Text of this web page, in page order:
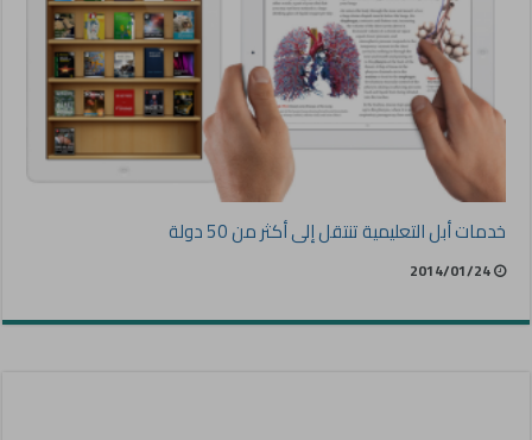
خدمات أبل التعليمية تنتقل إلى أكثر من 50 دولة
2014/01/24